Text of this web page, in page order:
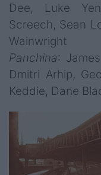
Dee, Luke
Screech, Sean
Wainwright
Panchina:
Dmitri Arhip,
Keddie, Dane